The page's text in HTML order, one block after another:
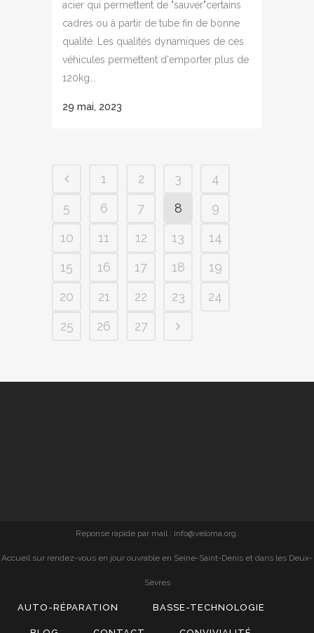
acier qui permettent de "sauver"certains
cadres ou à partir de tube fin de bonne
qualité. Les qualités dynamiques de ces
véhicules permettent d'emporter plus de
120kg...
29 mai, 2023
1 2 3
4
5
6 7 8
9
10
11 12 13
14
15
16 17 18
19
20
21 22 23
24
25
26 27
Reponse rapide par mail : info@veloma.org.
Accueil sur rendez-vous en jour ouvrable en Seine-Saint-Denis et dans les Deux-
Sèvres
AUTO-RÉPARATION BASSE-TECHNOLOGIE